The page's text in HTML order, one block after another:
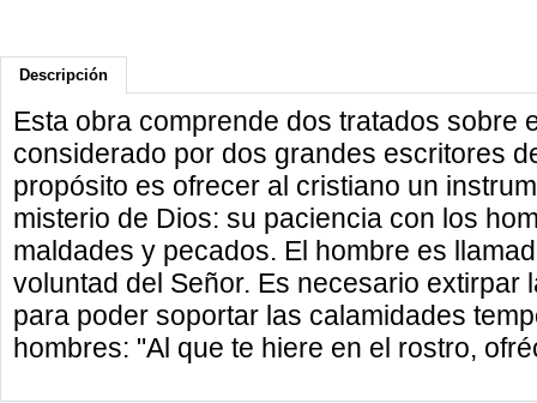
Descripción
Esta obra comprende dos tratados sobre
considerado por dos grandes escritores
propósito es ofrecer al cristiano un
misterio de Dios: su paciencia con los
maldades y pecados. El hombre es
voluntad del Señor. Es necesario extirpar
para poder soportar las calamidades
hombres: "Al que te hiere en el rostro,